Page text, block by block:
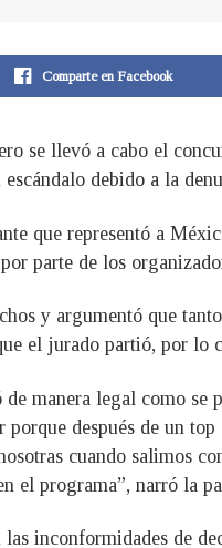
Comparte en Facebook
se llevó a cabo el
debido a la
que representó a
parte de los
y argumentó que
el jurado partió, por lo
de manera legal como
porque después de un
cuando salimos
el programa”, narró la
inconformidades de